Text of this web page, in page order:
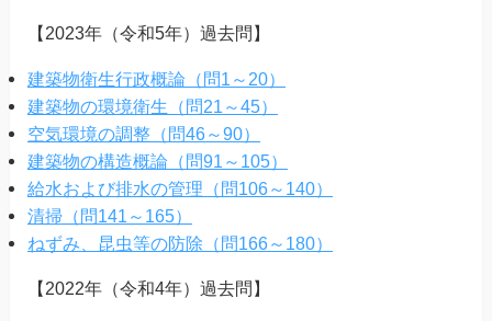
【2023年（令和5年）過去問】
建築物衛生行政概論（問1～20）
建築物の環境衛生（問21～45）
空気環境の調整（問46～90）
建築物の構造概論（問91～105）
給水および排水の管理（問106～140）
清掃（問141～165）
ねずみ、昆虫等の防除（問166～180）
【2022年（令和4年）過去問】